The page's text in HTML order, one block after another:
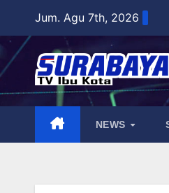
content
Jum. Agu 7th, 2026
NEWS